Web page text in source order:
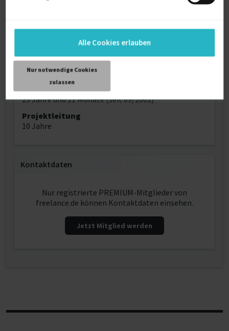
Alle Cookies erlauben
Nur notwendige Cookies
zulassen
Alter
51
Berufserfahrung
23 Jahre und 11 Monate (seit 09/2002)
Projektleitung
10 Jahre
Kontaktdaten
Nur registrierte PREMIUM-Mitglieder von
freelance.de können Kontaktdaten einsehen.
Jetzt Mitglied werden